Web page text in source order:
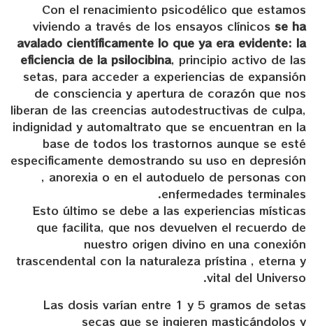
Con el renacimiento psicodélico que estamos
viviendo a través de los ensayos clínicos se ha
avalado científicamente lo que ya era evidente: la
eficiencia de la psilocibina, principio activo de las
setas, para acceder a experiencias de expansión
de consciencia y apertura de corazón que nos
liberan de las creencias autodestructivas de culpa,
indignidad y automaltrato que se encuentran en la
base de todos los trastornos aunque se esté
especificamente demostrando su uso en depresión
, anorexia o en el autoduelo de personas con
enfermedades terminales.
Esto último se debe a las experiencias místicas
que facilita, que nos devuelven el recuerdo de
nuestro origen divino en una conexión
trascendental con la naturaleza prístina , eterna y
vital del Universo.
Las dosis varían entre 1 y 5 gramos de setas
secas que se ingieren masticándolos y